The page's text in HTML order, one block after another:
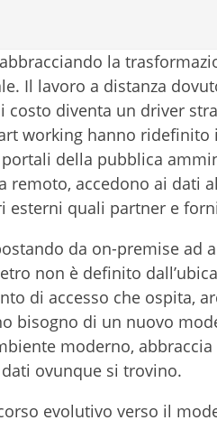
la
Il lavoro a distanza
diventa un driver
working hanno ridefinito
della pubblica
remoto, accedono ai dati
esterni quali partner e
da on-premise ad
non è definito
di accesso che ospita,
bisogno di un nuovo
moderno,
ovunque si trovino.
evolutivo verso il